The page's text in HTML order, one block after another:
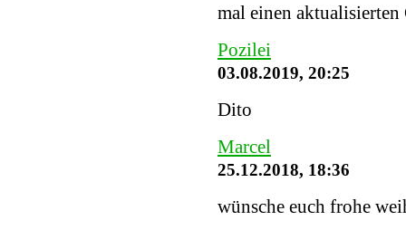
mal einen
Pozilei
03.08.2019, 20:25
Dito
Marcel
25.12.2018, 18:36
wünsche euch frohe